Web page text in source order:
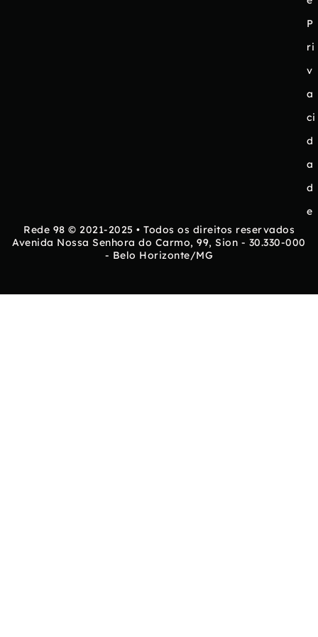
P
ri
v
a
ci
d
a
d
e
Rede 98 © 2021-2025 • Todos os direitos reservados
Avenida Nossa Senhora do Carmo, 99, Sion - 30.330-000
- Belo Horizonte/MG